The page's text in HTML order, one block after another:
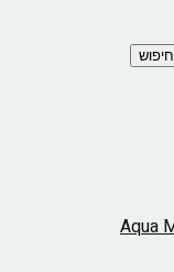
חיפוש